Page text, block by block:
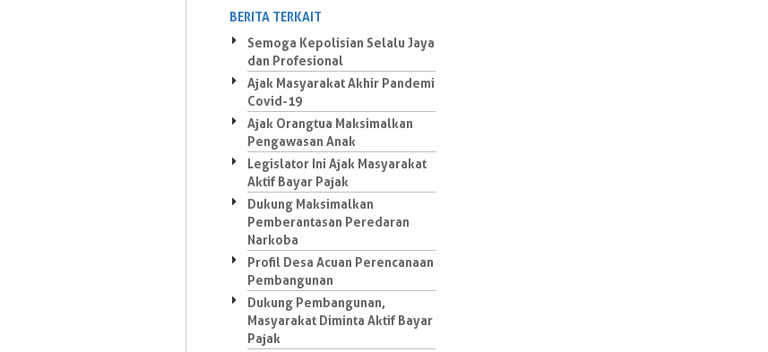
BERITA TERKAIT
Semoga Kepolisian Selalu Jaya
dan Profesional
Ajak Masyarakat Akhir Pandemi
Covid-19
Ajak Orangtua Maksimalkan
Pengawasan Anak
Legislator Ini Ajak Masyarakat
Aktif Bayar Pajak
Dukung Maksimalkan
Pemberantasan Peredaran
Narkoba
Profil Desa Acuan Perencanaan
Pembangunan
Dukung Pembangunan,
Masyarakat Diminta Aktif Bayar
Pajak